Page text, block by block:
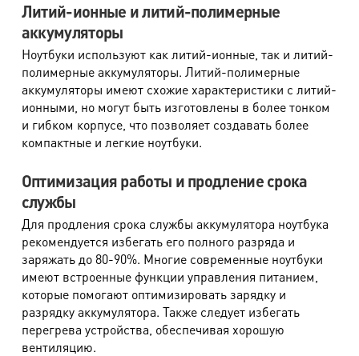
Литий-ионные и литий-полимерные
аккумуляторы
Ноутбуки используют как литий-ионные, так и литий-
полимерные аккумуляторы. Литий-полимерные
аккумуляторы имеют схожие характеристики с литий-
ионными, но могут быть изготовлены в более тонком
и гибком корпусе, что позволяет создавать более
компактные и легкие ноутбуки.
Оптимизация работы и продление срока
службы
Для продления срока службы аккумулятора ноутбука
рекомендуется избегать его полного разряда и
заряжать до 80-90%. Многие современные ноутбуки
имеют встроенные функции управления питанием,
которые помогают оптимизировать зарядку и
разрядку аккумулятора. Также следует избегать
перегрева устройства, обеспечивая хорошую
вентиляцию.